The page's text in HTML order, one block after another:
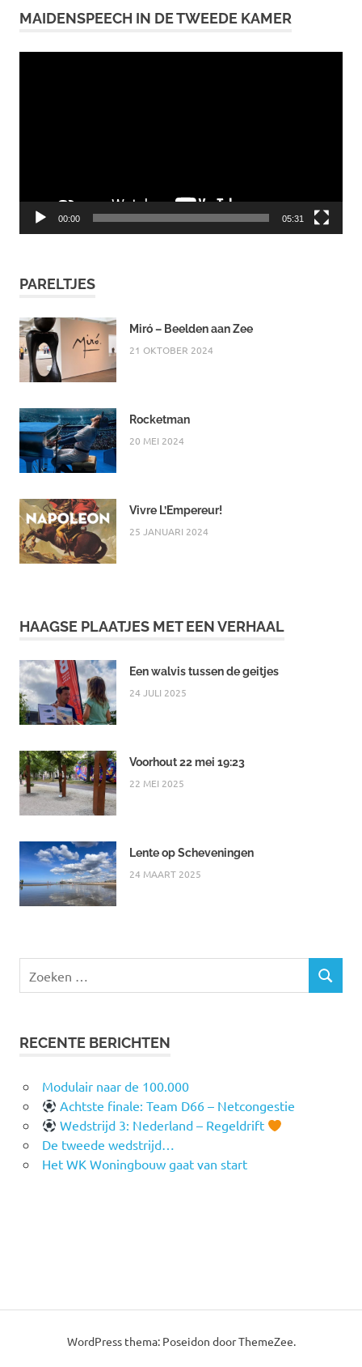
MAIDENSPEECH IN DE TWEEDE KAMER
00:00 05:31
PARELTJES
Miró – Beelden aan Zee
21 OKTOBER 2024
Rocketman
20 MEI 2024
Vivre L’Empereur!
25 JANUARI 2024
HAAGSE PLAATJES MET EEN VERHAAL
Een walvis tussen de geitjes
24 JULI 2025
Voorhout 22 mei 19:23
22 MEI 2025
Lente op Scheveningen
24 MAART 2025
naar:
ZOEKEN
RECENTE BERICHTEN
Modulair naar de 100.000
Achtste finale: Team D66 – Netcongestie
Wedstrijd 3: Nederland – Regeldrift
De tweede wedstrijd…
Het WK Woningbouw gaat van start
WordPress thema: Poseidon door ThemeZee.